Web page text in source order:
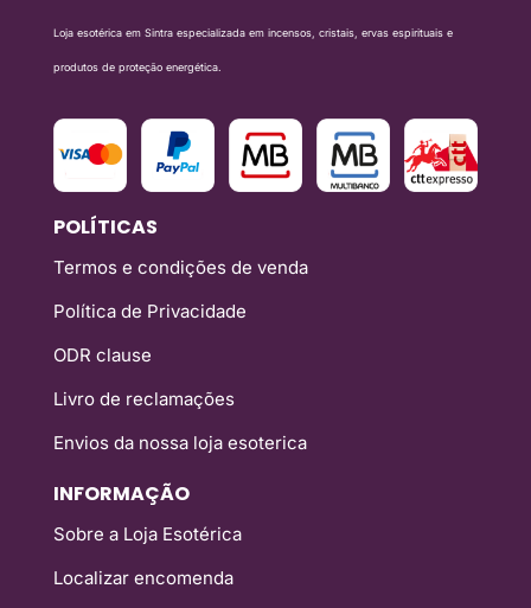
Loja esotérica em Sintra especializada em incensos, cristais, ervas espirituais e
produtos de proteção energética.
POLÍTICAS
Termos e condições de venda
Política de Privacidade
ODR clause
Livro de reclamações
Envios da nossa loja esoterica
INFORMAÇÃO
Sobre a Loja Esotérica
Localizar encomenda